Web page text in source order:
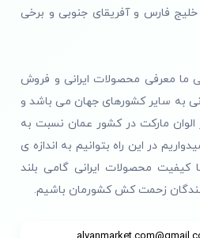
خلیج فارس و آفریقای جنوبی و برخی
ما معرفی محصولات ایرانی و فروش
به سایر کشورهای جهان می باشد و
مارکت در کشور عمان نسبت به
در این راه بتوانیم به اندازه ی
کیفیت محصولات ایرانی گامی بلند
زحمت کش کشورمان باشیم.